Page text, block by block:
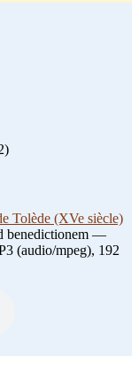
Tolède (XVe siècle)
benedictionem —
(audio/mpeg), 192